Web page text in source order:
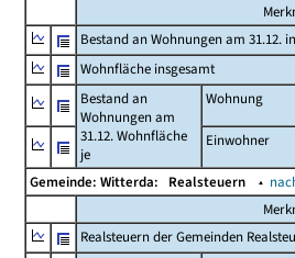
Bestand an Wohnungen am 31.12.
Wohnfläche insgesamt
Bestand an
Wohnungen am
31.12. Wohnfläche
je
Wohnung
Einwohner
Gemeinde: Witterda: Realsteuern ▴
Realsteuern der Gemeinden